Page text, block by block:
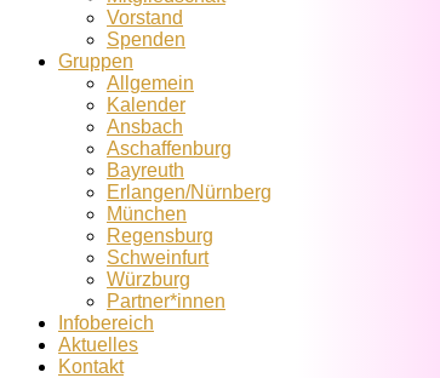
Vorstand
Spenden
Gruppen
Allgemein
Kalender
Ansbach
Aschaffenburg
Bayreuth
Erlangen/Nürnberg
München
Regensburg
Schweinfurt
Würzburg
Partner*innen
Infobereich
Aktuelles
Kontakt